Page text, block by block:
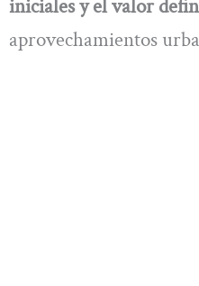
iniciales y el valor
aprovechamientos